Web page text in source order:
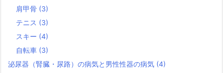
肩甲骨 (3)
テニス (3)
スキー (4)
自転車 (3)
泌尿器（腎臓・尿路）の病気と男性性器の病気 (4)